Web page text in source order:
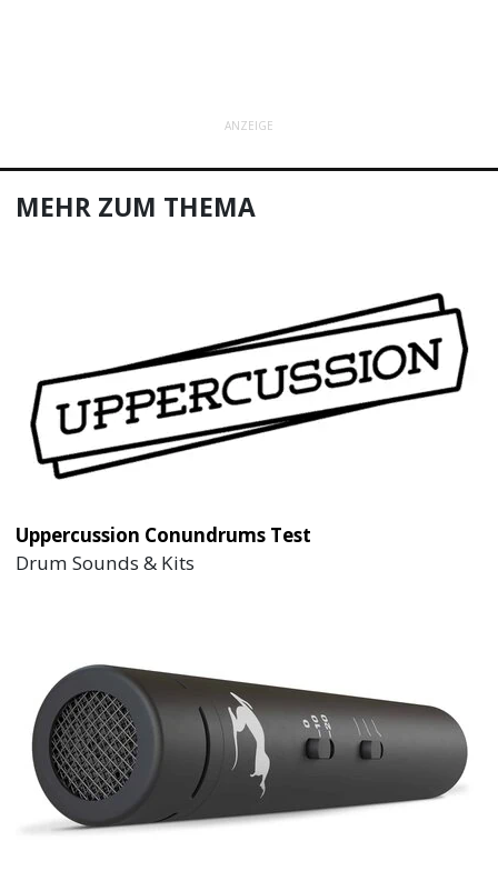
ANZEIGE
MEHR ZUM THEMA
Uppercussion Conundrums Test
Drum Sounds & Kits